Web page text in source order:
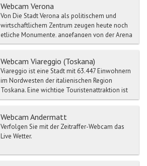
Webcam Verona
Von Die Stadt Verona als politischem und
wirtschaftlichem Zentrum zeugen heute noch
etliche Monumente, angefangen von der Arena
bis zum Römischen T...
Webcam Viareggio (Toskana)
Viareggio ist eine Stadt mit 63.447 Einwohnern
im Nordwesten der italienischen Region
Toskana. Eine wichtige Touristenattraktion ist
der Karneval, ...
Webcam Andermatt
Verfolgen Sie mit der Zeitraffer-Webcam das
Live Wetter.